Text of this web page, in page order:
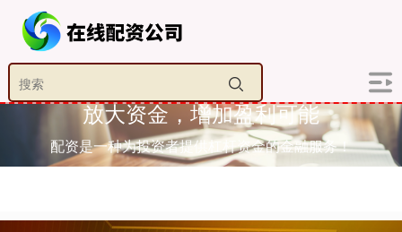
放大资金，增加盈利可能
配资是一种为投资者提供杠杆资金的金融服务！